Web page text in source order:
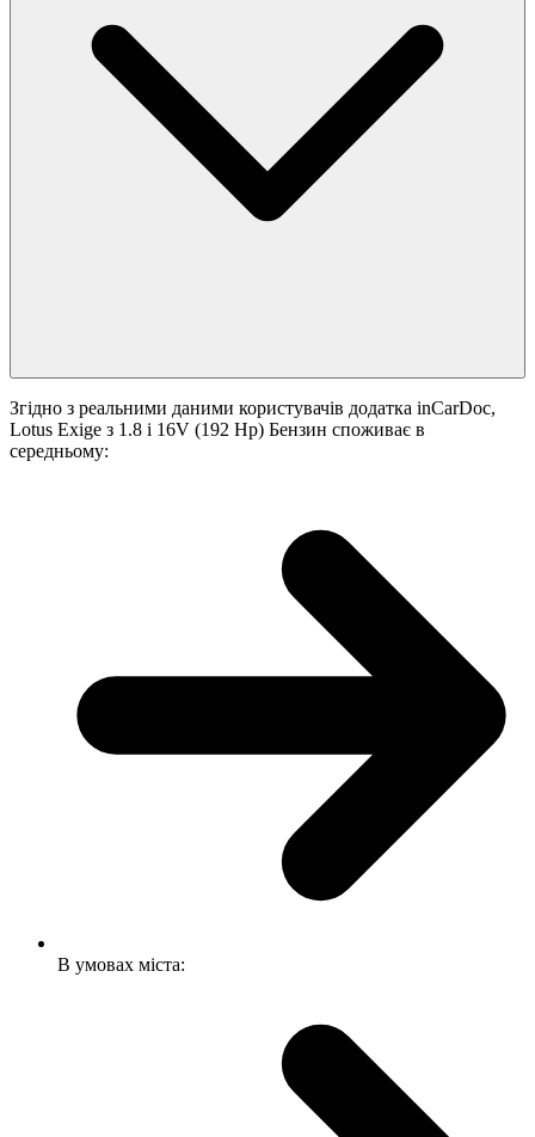
Згідно з реальними даними користувачів додатка inCarDoc,
Lotus Exige з 1.8 i 16V (192 Hp) Бензин споживає в
середньому:
В умовах міста: